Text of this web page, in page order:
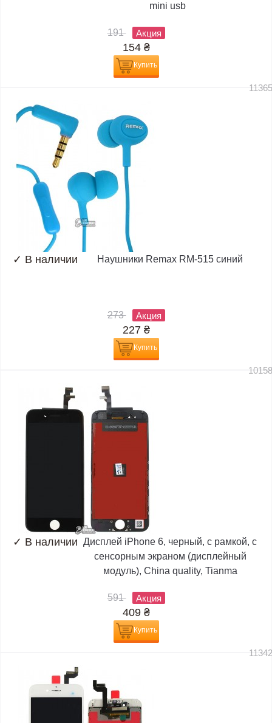
mini usb
191 Акция
154 ₴
Купить
✓ В наличии Наушники Remax RM-515 синий
273 Акция
227 ₴
Купить
✓ В наличии Дисплей iPhone 6, черный, с рамкой, с
сенсорным экраном (дисплейный
модуль), China quality, Tianma
591 Акция
409 ₴
Купить